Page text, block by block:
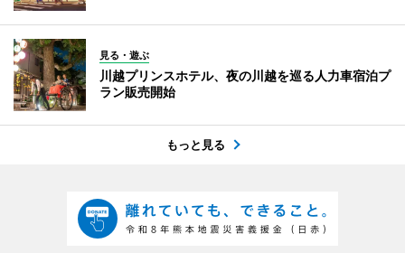
見る・遊ぶ
川越プリンスホテル、夜の川越を巡る人力車宿泊プ
ラン販売開始
もっと見る